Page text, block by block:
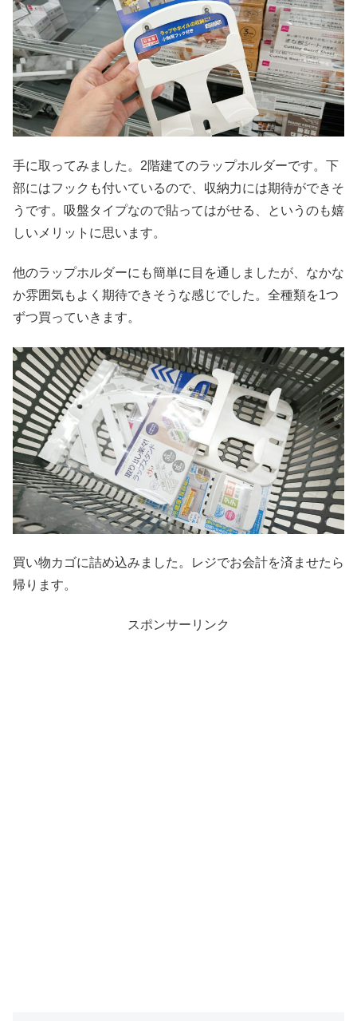
手に取ってみました。2階建てのラップホルダーです。下
部にはフックも付いているので、収納力には期待ができそ
うです。吸盤タイプなので貼ってはがせる、というのも嬉
しいメリットに思います。
他のラップホルダーにも簡単に目を通しましたが、なかな
か雰囲気もよく期待できそうな感じでした。全種類を1つ
ずつ買っていきます。
買い物カゴに詰め込みました。レジでお会計を済ませたら
帰ります。
スポンサーリンク